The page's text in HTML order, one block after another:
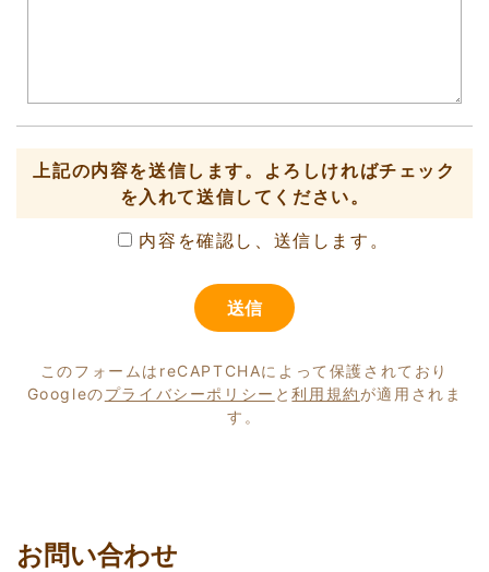
上記の内容を送信します。よろしければチェック
を入れて送信してください。
内容を確認し、送信します。
このフォームはreCAPTCHAによって保護されており
Googleのプライバシーポリシー と利用規約 が適用されま
す。
お問い合わせ